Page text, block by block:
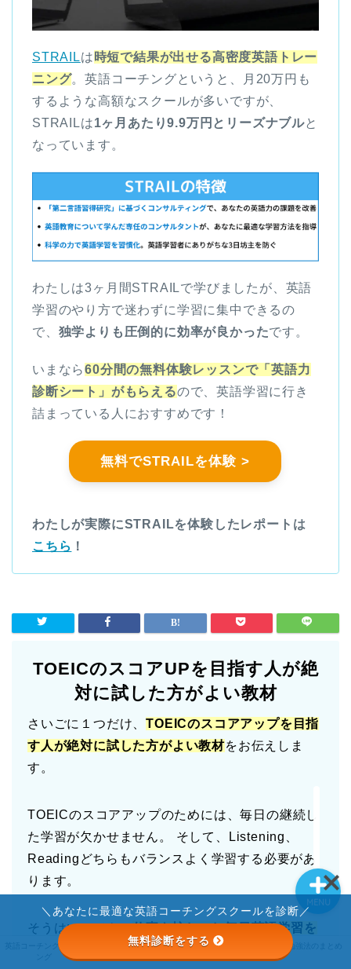
STRAILは 時短で結果が出せる高密度英語トレー
ニング。英語コーチングというと、月20万円も
するような高額なスクールが多いですが、
STRAILは1ヶ月あたり9.9万円とリーズナブルと
なっています。
わたしは3ヶ月間STRAILで学びましたが、英語
学習のやり方で迷わずに学習に集中できるの
で、 独学よりも圧倒的に効率が良かったです。
いまなら60分間の無料体験レッスンで「英語力
診断シート」がもらえるので、英語学習に行き
詰まっている人におすすめです！
無料でSTRAILを体験 >
わたしが実際にSTRAILを体験したレポートは
こちら ！
TOEICのスコアUPを目指す人が絶
対に試した方がよい教材
さいごに１つだけ、TOEICのスコアアップを目指
す人が絶対に試した方がよい教材をお伝えしま
す。
TOEICのスコアアップのためには、毎日の継続し
た学習が欠かせません。 そして、Listening、
Readingどちらもバランスよく学習する必要があ
ります。
そうはいっても、仕事も忙しいし毎日英語学習を
続けるのは大変
という方も多いのではないでしょ
英語コーチングランキ
ライザップイングリッ
STRAIL 英語勉強法のまとめ
MENU
グ
ュ
英語勉強法のまとめ
＼あなたに最適な英語コーチングスクールを診断／
無料診断をする